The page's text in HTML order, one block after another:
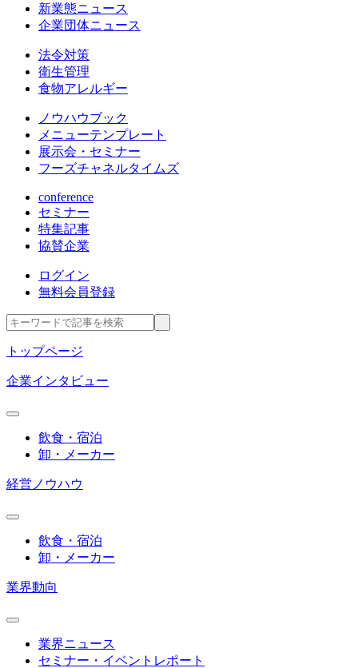
新業態ニュース
企業団体ニュース
法令対策
衛生管理
食物アレルギー
ノウハウブック
メニューテンプレート
展示会・セミナー
フーズチャネルタイムズ
conference
セミナー
特集記事
協賛企業
ログイン
無料会員登録
トップページ
企業インタビュー
飲食・宿泊
卸・メーカー
経営ノウハウ
飲食・宿泊
卸・メーカー
業界動向
業界ニュース
セミナー・イベントレポート